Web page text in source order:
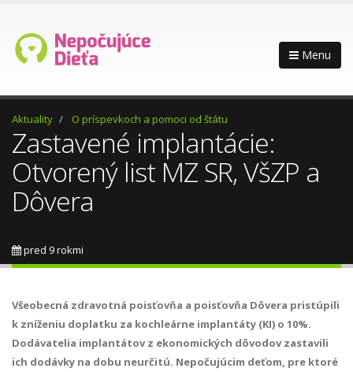
Menu
Aktuality O príspevkoch a pomoci od štátu
Zastavené implantácie:
Otvorený list MZ SR, VšZP a
Dôvera
pred 9 rokmi
Všeobecná zdravotná poisťovňa a poisťovňa Dôvera pristúpili
k zníženiu doplatku za kochleárne implantáty (KI) o 10%.
Dodávatelia implantátov z ekonomických dôvodov zastavili
ich dodávky na dobu neurčitú. Nepočujúcim deťom, pre ktoré